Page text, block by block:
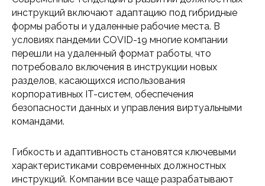
инструкций включают адаптацию под гибридные
формы работы и удаленные рабочие места. В
условиях пандемии COVID-19 многие компании
перешли на удаленный формат работы, что
потребовало включения в инструкции новых
разделов, касающихся использования
корпоративных IT-систем, обеспечения
безопасности данных и управления виртуальными
командами.
Гибкость и адаптивность становятся ключевыми
характеристиками современных должностных
инструкций. Компании все чаще разрабатывают